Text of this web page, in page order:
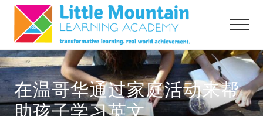
Menu
Skip
main
content
Skip
primary
sidebar
transformative
learning,
real
world
Menu
在温哥华通过家庭活动来帮
助孩子学习英文